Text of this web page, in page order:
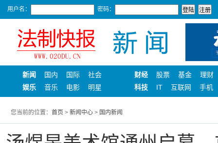
用户名： 密码：
新闻 国内 国际
社会
娱乐
音乐 电影 明星
财经 股票 基金
理财
科技
IT 互联网 手机
您当前的位置： 首页 > 新闻中心 > 国内新闻